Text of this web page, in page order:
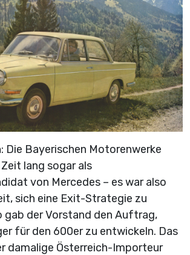
Die Bayerischen Motorenwerke
lang sogar als
von Mercedes – es war also
sich eine Exit-Strategie zu
gab der Vorstand den Auftrag,
für den 600er zu entwickeln. Das
damalige Österreich-Importeur